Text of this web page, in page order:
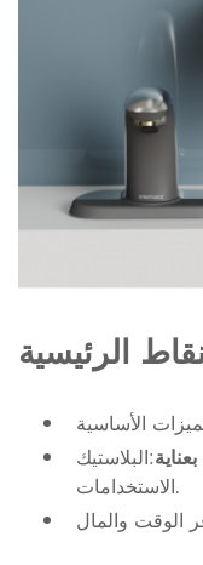
الرئيسية
:البلاستيك ABS يعمل في معظم
الاستخدامات.